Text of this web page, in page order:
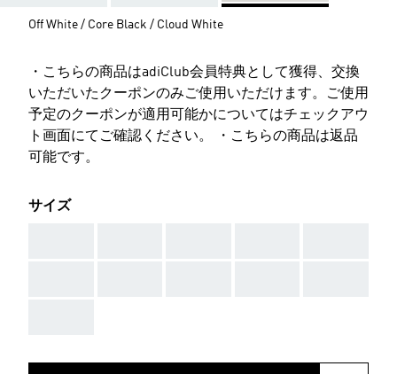
Off White / Core Black / Cloud White
・こちらの商品はadiClub会員特典として獲得、交換
いただいたクーポンのみご使用いただけます。ご使用
予定のクーポンが適用可能かについてはチェックアウ
ト画面にてご確認ください。 ・こちらの商品は返品
可能です。
サイズ